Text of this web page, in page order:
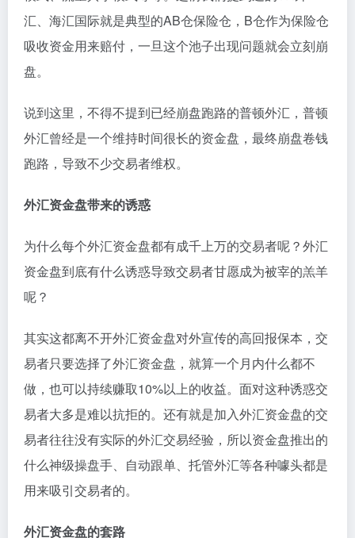
汇、海汇国际就是典型的AB仓保险仓，B仓作为保险仓
吸收资金用来赔付，一旦这个池子出现问题就会立刻崩
盘。
说到这里，不得不提到已经崩盘跑路的普顿外汇，普顿
外汇曾经是一个维持时间很长的资金盘，最终崩盘卷钱
跑路，导致不少交易者维权。
外汇资金盘带来的诱惑
为什么每个外汇资金盘都有成千上万的交易者呢？外汇
资金盘到底有什么诱惑导致交易者甘愿成为被宰的羔羊
呢？
其实这都离不开外汇资金盘对外宣传的高回报保本，交
易者只要选择了外汇资金盘，就算一个月内什么都不
做，也可以持续赚取10%以上的收益。面对这种诱惑交
易者大多是难以抗拒的。还有就是加入外汇资金盘的交
易者往往没有实际的外汇交易经验，所以资金盘推出的
什么神级操盘手、自动跟单、托管外汇等各种噱头都是
用来吸引交易者的。
外汇资金盘的套路